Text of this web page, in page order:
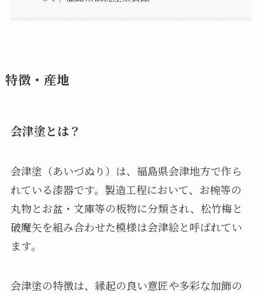
特徴・産地
会津塗とは？
会津塗（あいづぬり）は、福島県会津地方で作ら
れている漆器です。製造工程において、お椀等の
丸物とお盆・文庫等の板物に分類され、松竹梅と
破魔矢を組み合わせた模様は会津絵と呼ばれてい
ます。
会津塗の特徴は、縁起の良い意匠や多彩な加飾の